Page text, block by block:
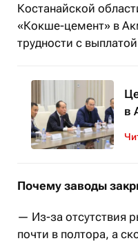
Костанайской
«Кокше-цемент» в
трудности с
в
Почему заводы
— Из-за отсутствия
почти в полтора, а